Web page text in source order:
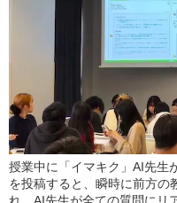
授業中に「イマキク」AI先生
を投稿すると、瞬時に前方の